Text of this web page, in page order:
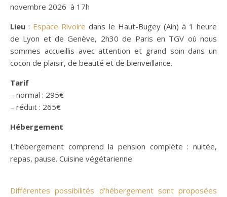
novembre 2026 à 17h
Lieu : Espace Rivoire dans le Haut-Bugey (Ain) à 1 heure
de Lyon et de Genève, 2h30 de Paris en TGV où nous
sommes accueillis avec attention et grand soin dans un
cocon de plaisir, de beauté et de bienveillance.
Tarif
– normal : 295€
– réduit : 265€
Hébergement
L’hébergement comprend la pension complète : nuitée,
repas, pause. Cuisine végétarienne.
Différentes possibilités d’hébergement sont proposées